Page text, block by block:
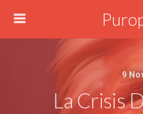
9
La Crisis